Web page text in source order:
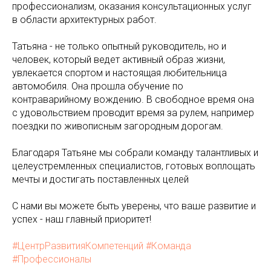
профессионализм, оказания консультационных услуг
в области архитектурных работ.
Татьяна - не только опытный руководитель, но и
человек, который ведет активный образ жизни,
увлекается спортом и настоящая любительница
автомобиля. Она прошла обучение по
контраварийному вождению. В свободное время она
с удовольствием проводит время за рулем, например
поездки по живописным загородным дорогам.
Благодаря Татьяне мы собрали команду талантливых и
целеустремленных специалистов, готовых воплощать
мечты и достигать поставленных целей
С нами вы можете быть уверены, что ваше развитие и
успех - наш главный приоритет!
#ЦентрРазвитияКомпетенций #Команда
#Профессионалы